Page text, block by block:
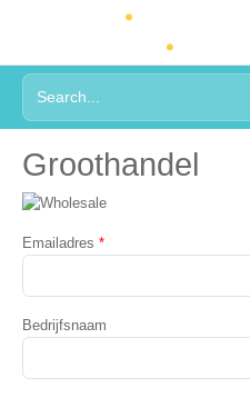
Groothandel
Emailadres *
Bedrijfsnaam